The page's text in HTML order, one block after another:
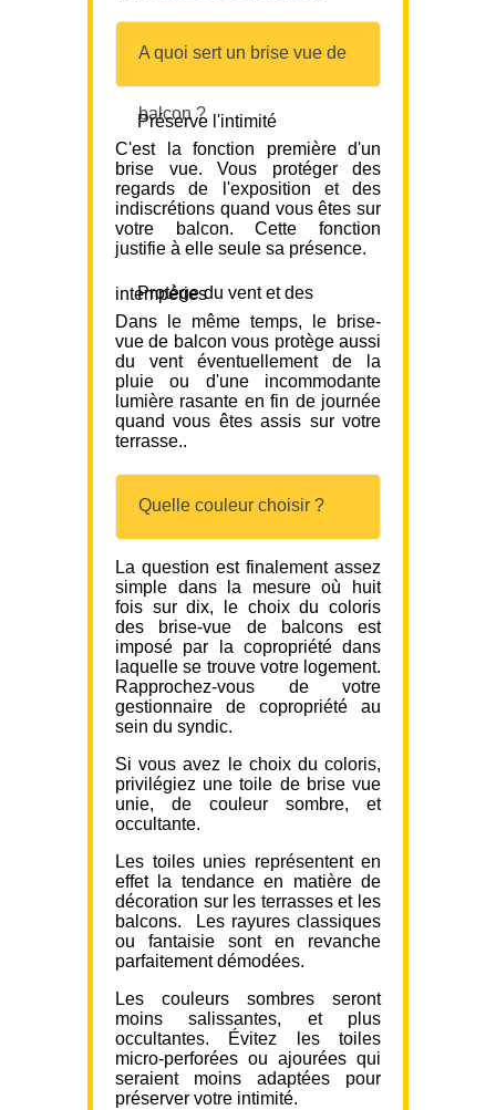
A quoi sert un brise vue de
balcon ?
Préserve l'intimité
C'est la fonction première d'un
brise vue. Vous protéger des
regards de l'exposition et des
indiscrétions quand vous êtes sur
votre balcon. Cette fonction
justifie à elle seule sa présence.
Protège du vent et des intempéries
Dans le même temps, le brise-
vue de balcon vous protège aussi
du vent éventuellement de la
pluie ou d'une incommodante
lumière rasante en fin de journée
quand vous êtes assis sur votre
terrasse..
Quelle couleur choisir ?
La question est finalement assez
simple dans la mesure où huit
fois sur dix, le choix du coloris
des brise-vue de balcons est
imposé par la copropriété dans
laquelle se trouve votre logement.
Rapprochez-vous de votre
gestionnaire de copropriété au
sein du syndic.
Si vous avez le choix du coloris,
privilégiez une toile de brise vue
unie, de couleur sombre, et
occultante.
Les toiles unies représentent en
effet la tendance en matière de
décoration sur les terrasses et les
balcons. Les rayures classiques
ou fantaisie sont en revanche
parfaitement démodées.
Les couleurs sombres seront
moins salissantes, et plus
occultantes. Évitez les toiles
micro-perforées ou ajourées qui
seraient moins adaptées pour
préserver votre intimité.